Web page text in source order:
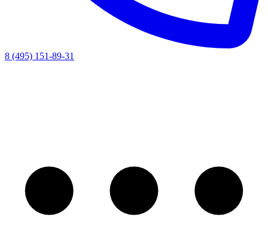
8 (495) 151-89-31